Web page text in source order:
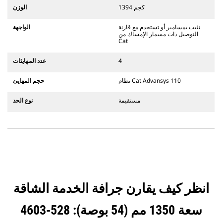
يستخدم مفصلات قارنة التوصيل السريعة
الثابتة. تتميز قارنات التوصيل المخصصة
الوزن 1394 كجم
الواجهة
تثبت بمسامير أو تستخدم مع قارنة
التوصيل ذات مسمار الإمساك من
Cat
عدد المهايئات 4
حجم المهايئ نظام Cat Advansys 110
نوع الحد مستقيمة
انظر كيف يقارن جرافة الخدمة الشاقة
سعة 1350 مم (54 بوصة): 528-4603